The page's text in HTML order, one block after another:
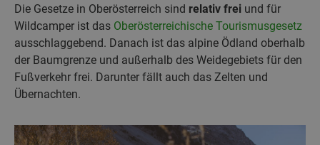
Die Gesetze in Oberösterreich sind relativ frei und für
Wildcamper ist das Oberösterreichische Tourismusgesetz
ausschlaggebend. Danach ist das alpine Ödland oberhalb
der Baumgrenze und außerhalb des Weidegebiets für den
Fußverkehr frei. Darunter fällt auch das Zelten und
Übernachten.